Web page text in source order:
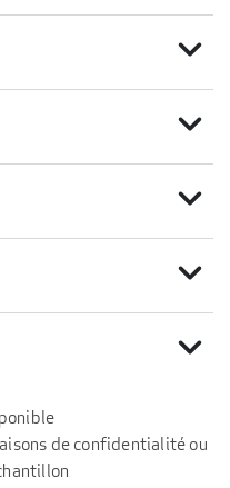
expand_more
expand_more
expand_more
expand_more
expand_more
de confidentialité ou